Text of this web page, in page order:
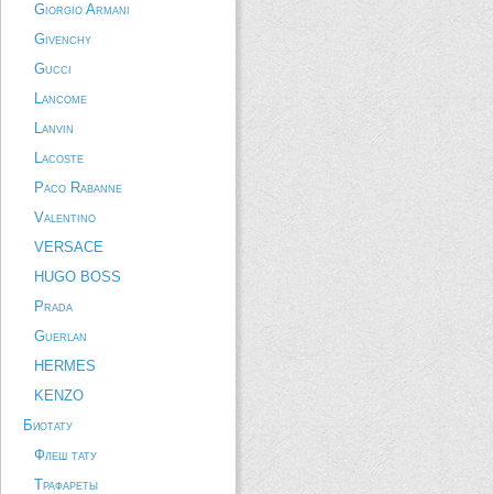
Giorgio Armani
Givenchy
Gucci
Lancome
Lanvin
Lacoste
Paco Rabanne
Valentino
VERSACE
HUGO BOSS
Prada
Guerlan
HERMES
KENZO
Биотату
Флеш тату
Трафареты